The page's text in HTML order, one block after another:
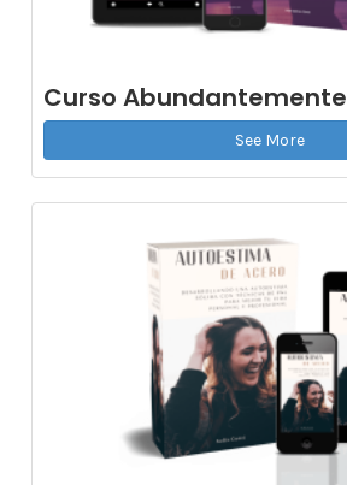
Curso Abundantemente
See More